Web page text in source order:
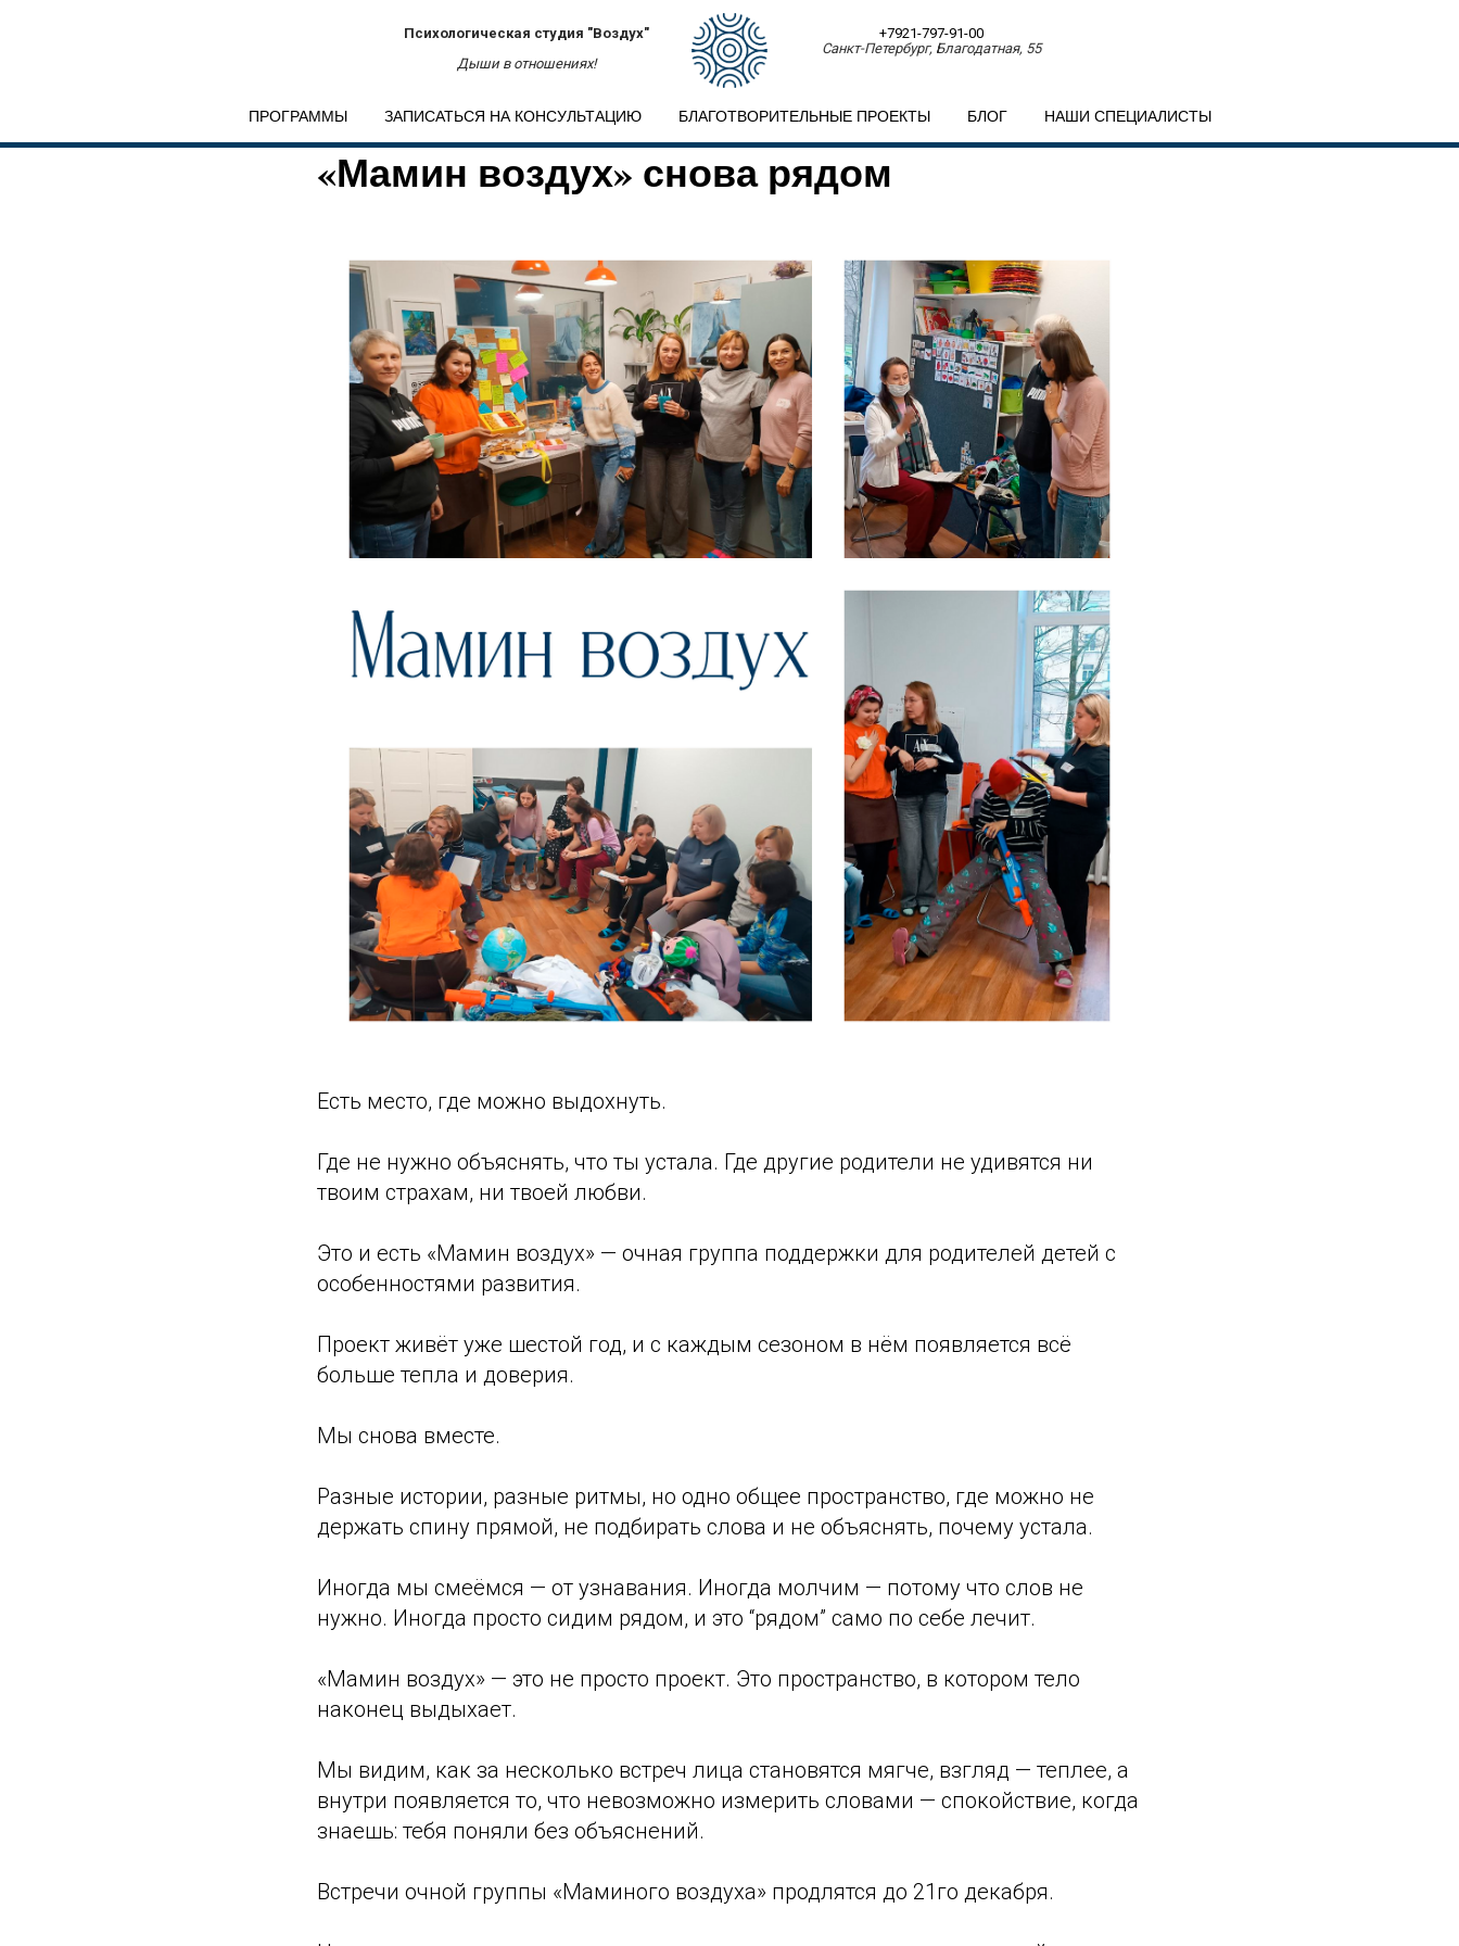
Психологическая студия "Воздух"
Дыши в отношениях!
+7921-797-91-00
Санкт-Петербург, Благодатная, 55
ПРОГРАММЫ ЗАПИСАТЬСЯ НА КОНСУЛЬТАЦИЮ БЛАГОТВОРИТЕЛЬНЫЕ ПРОЕКТЫ БЛОГ НАШИ СПЕЦИАЛИСТЫ
«Мамин воздух» снова рядом
Есть место, где можно выдохнуть.
Где не нужно объяснять, что ты устала. Где другие родители не удивятся ни
твоим страхам, ни твоей любви.
Это и есть «Мамин воздух» — очная группа поддержки для родителей детей с
особенностями развития.
Проект живёт уже шестой год, и с каждым сезоном в нём появляется всё
больше тепла и доверия.
Мы снова вместе.
Разные истории, разные ритмы, но одно общее пространство, где можно не
держать спину прямой, не подбирать слова и не объяснять, почему устала.
Иногда мы смеёмся — от узнавания. Иногда молчим — потому что слов не
нужно. Иногда просто сидим рядом, и это “рядом” само по себе лечит.
«Мамин воздух» — это не просто проект. Это пространство, в котором тело
наконец выдыхает.
Мы видим, как за несколько встреч лица становятся мягче, взгляд — теплее, а
внутри появляется то, что невозможно измерить словами — спокойствие, когда
знаешь: тебя поняли без объяснений.
Встречи очной группы «Маминого воздуха» продлятся до 21го декабря.